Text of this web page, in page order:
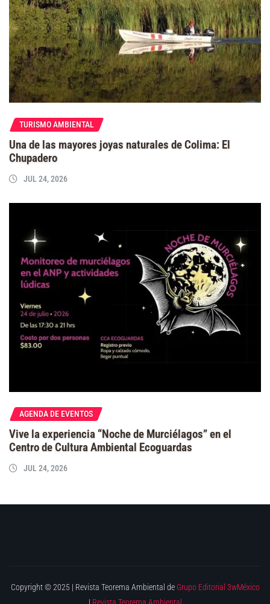
TURISMO AMBIENTAL
Una de las mayores joyas naturales de Colima: El
Chupadero
JUL 24, 2026
AGENDA DE EVENTOS
Vive la experiencia “Noche de Murciélagos” en el
Centro de Cultura Ambiental Ecoguardas
JUL 24, 2026
Copyright © 2025 | Revista Teorema Ambiental de Grupo Editorial 3wMéxico